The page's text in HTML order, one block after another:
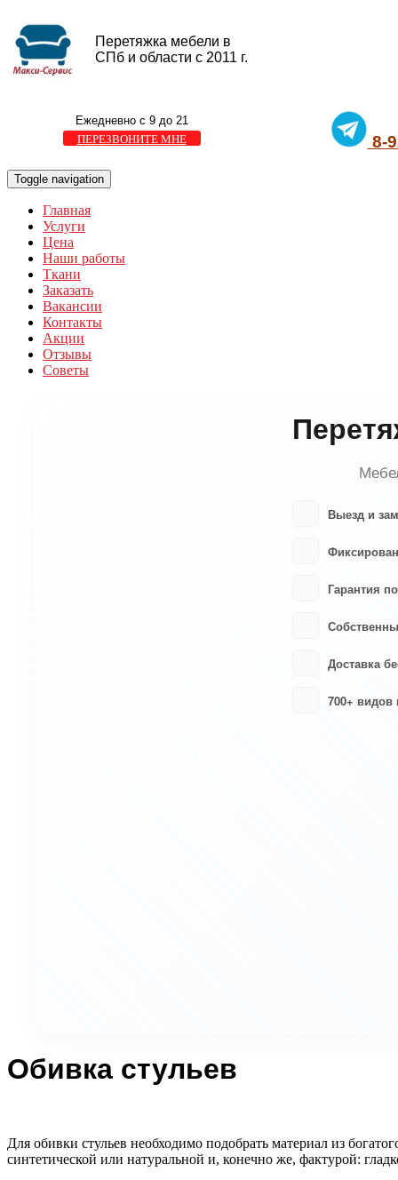
Перетяжка мебели в
СПб и области с 2011 г.
Ежедневно с 9 до 21
ПЕРЕЗВОНИТЕ МНЕ
8-
Toggle navigation
Главная
Услуги
Цена
Наши работы
Ткани
Заказать
Вакансии
Контакты
Акции
Отзывы
Советы
Выезд и
Гарантия
Доставка
700+ видов
Обивка стульев
Для обивки стульев необходимо подобрать материал из
синтетической или натуральной и, конечно же, фактурой: